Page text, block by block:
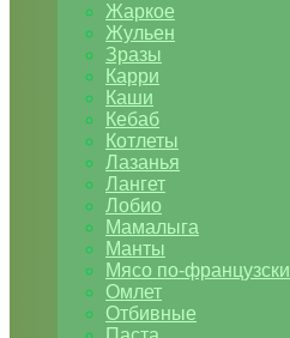
Жаркое
Жульен
Зразы
Карри
Каши
Кебаб
Котлеты
Лазанья
Лангет
Лобио
Мамалыга
Манты
Мясо по-французски
Омлет
Отбивные